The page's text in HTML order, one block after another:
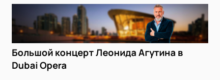
Большой концерт Леонида Агутина в
Dubai Opera